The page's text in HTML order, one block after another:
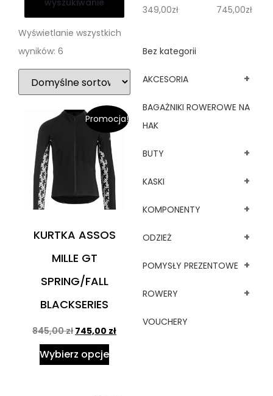
349,00zł 745,00zł
Bez kategorii
AKCESORIA +
BAGAŻNIKI ROWEROWE NA
HAK
BUTY +
KASKI +
KOMPONENTY +
ODZIEŻ +
POMYSŁY PREZENTOWE +
ROWERY +
VOUCHERY
wyszukiwanie
Wyświetlanie wszystkich
wyników: 6
Promocja!
KURTKA ASSOS
MILLE GT
SPRING/FALL
BLACKSERIES
845,00zł 745,00 zł
Wybierz opcje